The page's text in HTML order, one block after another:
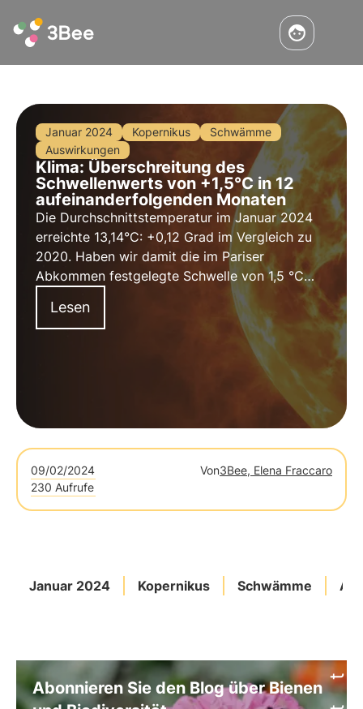
Januar 2024 Kopernikus
Schwämme
Auswirkungen
Klima: Überschreitung des
Schwellenwerts von +1,5°C in 12
aufeinanderfolgenden Monaten
Die Durchschnittstemperatur im Januar 2024
erreichte 13,14°C: +0,12 Grad im Vergleich zu
2020. Haben wir damit die im Pariser
Abkommen festgelegte Schwelle von 1,5 °C
überschritten? Lesen Sie in diesem Artikel mehr
über die neuesten Studien und erfahren Sie,
wie sich der Klimawandel auf die biologische
Lesen
09/02/2024 Von3Bee, Elena Fraccaro
230 Aufrufe
Januar 2024 Kopernikus Schwämme
Abonnieren Sie den Blog über Bienen